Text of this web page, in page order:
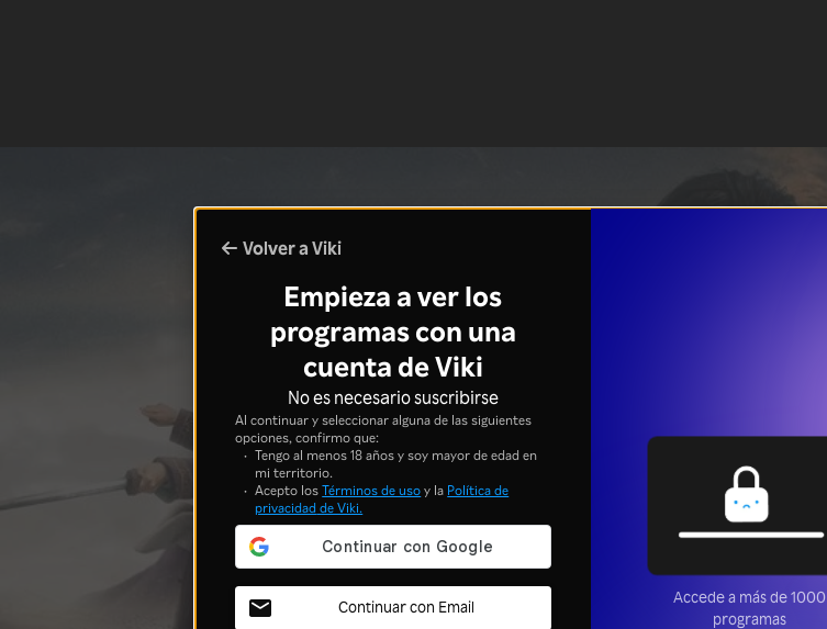
Volver a Viki
Empieza a ver los
programas con una
cuenta de Viki
No es necesario suscribirse
Al continuar y seleccionar alguna de las siguientes
opciones, confirmo que:
Tengo al menos 18 años y soy mayor de edad en
mi territorio.
Acepto losTérminos de usoy la Política de
privacidad de Viki.
Continuar con Email
Accede a más de 1000
programas